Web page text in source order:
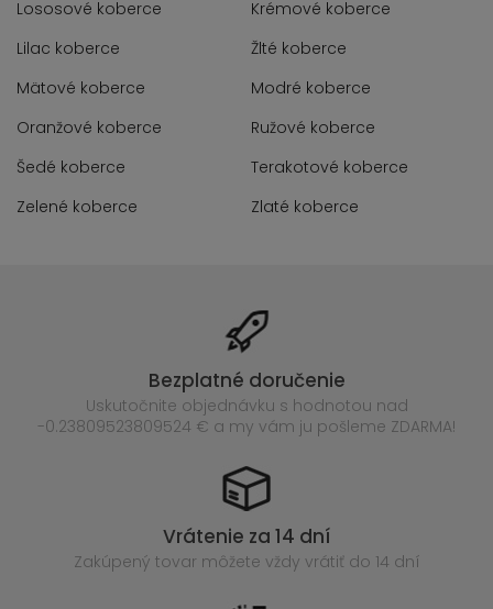
Lososové koberce
Krémové koberce
Lilac koberce
Žlté koberce
Mätové koberce
Modré koberce
Oranžové koberce
Ružové koberce
Šedé koberce
Terakotové koberce
Zelené koberce
Zlaté koberce
Bezplatné doručenie
Uskutočnite objednávku s hodnotou nad
-0.23809523809524 € a my vám ju pošleme ZDARMA!
Vrátenie za 14 dní
Zakúpený tovar môžete vždy vrátiť do 14 dní